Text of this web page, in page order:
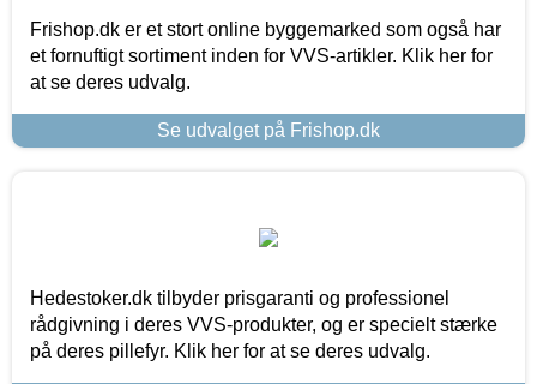
Frishop.dk er et stort online byggemarked som også har
et fornuftigt sortiment inden for VVS-artikler. Klik her for
at se deres udvalg.
Se udvalget på Frishop.dk
Hedestoker.dk tilbyder prisgaranti og professionel
rådgivning i deres VVS-produkter, og er specielt stærke
på deres pillefyr. Klik her for at se deres udvalg.